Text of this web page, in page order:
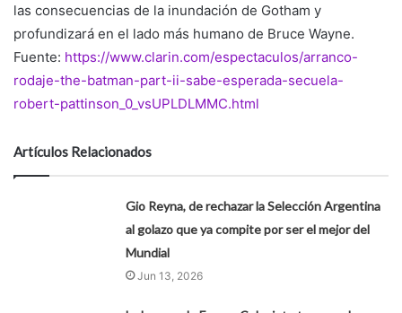
las consecuencias de la inundación de Gotham y
profundizará en el lado más humano de Bruce Wayne.
Fuente: https://www.clarin.com/espectaculos/arranco-
rodaje-the-batman-part-ii-sabe-esperada-secuela-
robert-pattinson_0_vsUPLDLMMC.html
Artículos Relacionados
Gio Reyna, de rechazar la Selección Argentina
al golazo que ya compite por ser el mejor del
Mundial
Jun 13, 2026